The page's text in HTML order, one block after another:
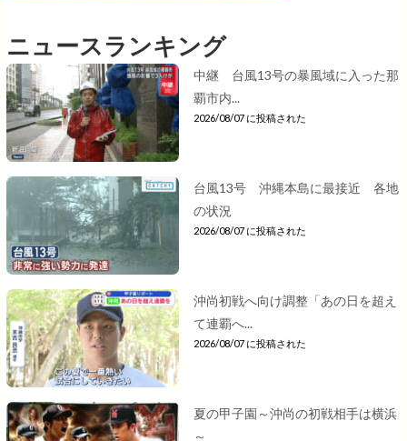
ニュースランキング
中継 台風13号の暴風域に入った那
覇市内...
2026/08/07 に投稿された
台風13号 沖縄本島に最接近 各地
の状況
2026/08/07 に投稿された
沖尚初戦へ向け調整「あの日を超え
て連覇へ...
2026/08/07 に投稿された
夏の甲子園～沖尚の初戦相手は横浜
～